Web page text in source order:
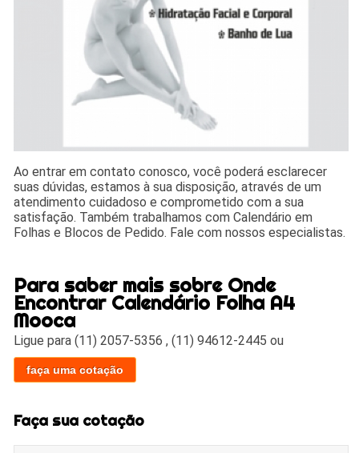
Ao entrar em contato conosco, você poderá esclarecer
suas dúvidas, estamos à sua disposição, através de um
atendimento cuidadoso e comprometido com a sua
satisfação. Também trabalhamos com Calendário em
Folhas e Blocos de Pedido. Fale com nossos especialistas.
Para saber mais sobre Onde
Encontrar Calendário Folha A4
Mooca
Ligue para(11) 2057-5356 ,(11) 94612-2445 ou
faça uma cotação
Faça sua cotação